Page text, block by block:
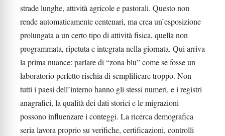
strade lunghe, attività agricole e pastorali. Questo non
rende automaticamente centenari, ma crea un’esposizione
prolungata a un certo tipo di attività fisica, quella non
programmata, ripetuta e integrata nella giornata. Qui arriva
la prima nuance: parlare di “zona blu” come se fosse un
laboratorio perfetto rischia di semplificare troppo. Non
tutti i paesi dell’interno hanno gli stessi numeri, e i registri
anagrafici, la qualità dei dati storici e le migrazioni
possono influenzare i conteggi. La ricerca demografica
seria lavora proprio su verifiche, certificazioni, controlli